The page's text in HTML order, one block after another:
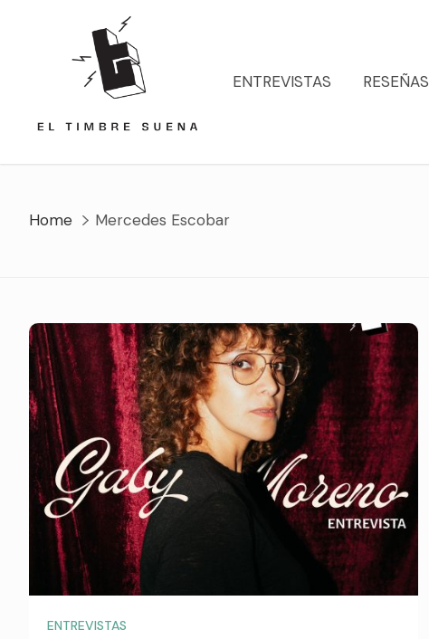
ENTREVISTAS
RESEÑAS
Home Mercedes Escobar
ENTREVISTAS